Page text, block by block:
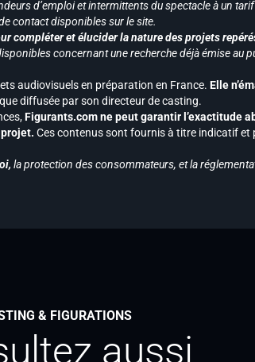
d’emploi et intermittents du spectacle à un
contact disponibles sur le site.
compléter et élucider la nature des projets
concernant une recherche déjà émise au
audiovisuels en préparation en France. Elle
diffusée par son directeur de casting.
Figurants.com ne peut garantir l’exactitude
Ces contenus sont fournis à titre indicatif et
la protection des consommateurs, et la
& FIGURATIONS
aussi